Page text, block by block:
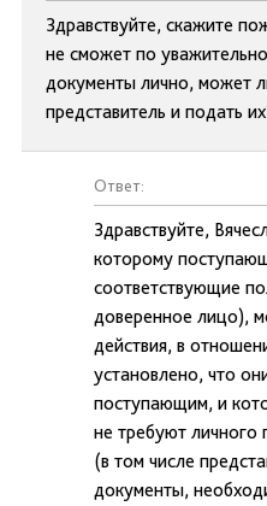
Здравствуйте, скажите
не сможет по
документы лично, может
представитель и подать
Ответ:
Здравствуйте,
которому
соответствующие
доверенное лицо),
действия, в
установлено, что
поступающим, и
не требуют личного
(в том числе
документы,